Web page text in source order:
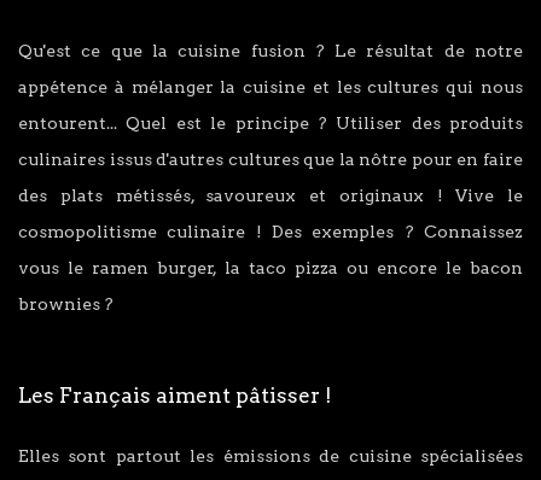
Qu'est ce que la cuisine fusion ? Le résultat de notre
appétence à mélanger la cuisine et les cultures qui nous
entourent... Quel est le principe ? Utiliser des produits
culinaires issus d'autres cultures que la nôtre pour en faire
des plats métissés, savoureux et originaux ! Vive le
cosmopolitisme culinaire ! Des exemples ? Connaissez
vous le ramen burger, la taco pizza ou encore le bacon
brownies ?
Les Français aiment pâtisser !
Elles sont partout les émissions de cuisine spécialisées